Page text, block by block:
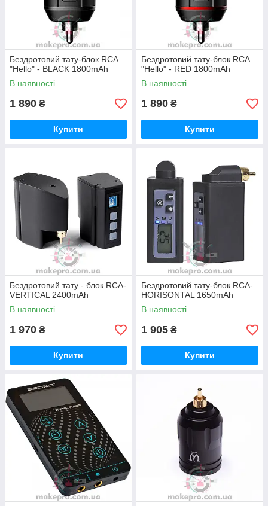
Бездротовий тату-блок RCA
"Hello" - BLACK 1800mAh
В наявності
1 890 ₴
Купити
Бездротовий тату-блок RCA
"Hello" - RED 1800mAh
В наявності
1 890 ₴
Купити
Бездротовий тату - блок RCA-
VERTICAL 2400mAh
В наявності
1 970 ₴
Купити
Бездротовий тату-блок RCA-
HORISONTAL 1650mAh
В наявності
1 905 ₴
Купити